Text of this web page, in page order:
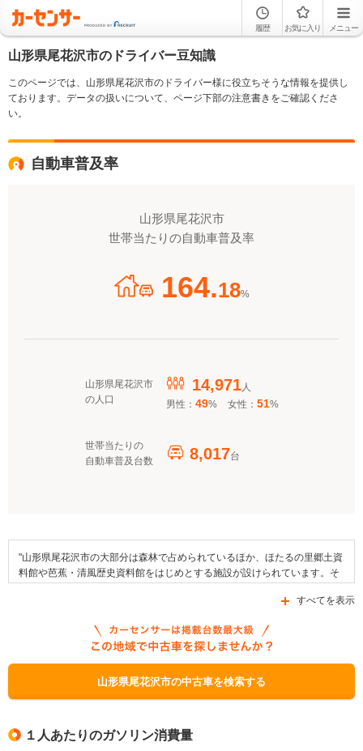
履歴 お気に入り メニュー
山形県尾花沢市のドライバー豆知識
このページでは、山形県尾花沢市のドライバー様に役立ちそうな情報を提供し
ております。データの扱いについて、ページ下部の注意書きをご確認くださ
い。
自動車普及率
山形県尾花沢市
世帯当たりの自動車普及率
164.18%
山形県尾花沢市
の人口
14,971人
男性： 49% 女性： 51%
世帯当たりの
自動車普及台数
8,017台
"山形県尾花沢市の大部分は森林で占められているほか、ほたるの里郷土資
料館や芭蕉・清風歴史資料館をはじめとする施設が設けられています。そ
します。交通面においてはJR東日本・山形線の芦沢駅が設置されており、
市内では、花笠踊りや徳良湖まつり、地蔵転がしなどの行事が開催されま
す。加えて、スイカや尾花沢牛、ぺそら漬けなどが同市の特産品として挙
げられます。なお、山形県尾花沢市では、「クリーンエネルギー自動車導
入促進対策費補助金」や「次世代自動車充電インフラ整備促進事業」など
すべてを表示
山形県尾花沢市の中古車を検索する
１人あたりのガソリン消費量